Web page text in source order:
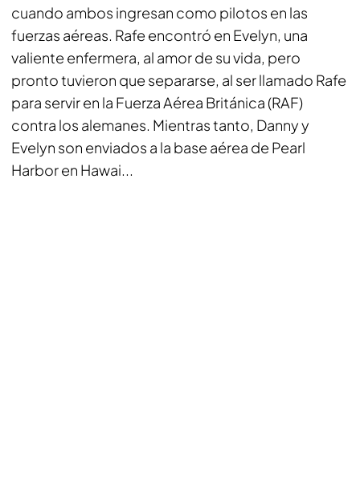
cuando ambos ingresan como pilotos en las
fuerzas aéreas. Rafe encontró en Evelyn, una
valiente enfermera, al amor de su vida, pero
pronto tuvieron que separarse, al ser llamado Rafe
para servir en la Fuerza Aérea Británica (RAF)
contra los alemanes. Mientras tanto, Danny y
Evelyn son enviados a la base aérea de Pearl
Harbor en Hawai...